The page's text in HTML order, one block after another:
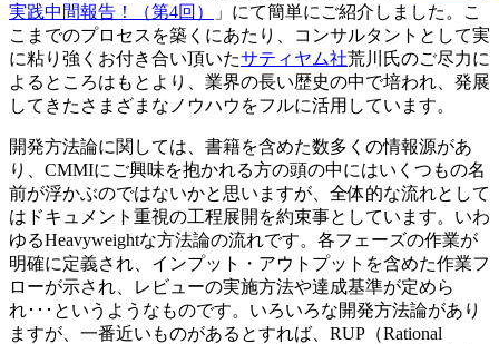
実践中間報告！（第4回）
」にて簡単にご紹介しました。こ
こまでのプロセスを築くにあたり、コンサルタントとして実
に粘り強くお付き合い頂いたサティヤム社荒川氏のご尽力に
よるところはもとより、業界の長い歴史の中で培われ、発展
してきたさまざまなノウハウをフルに活用しています。
開発方法論に関しては、書籍を含めた数多くの情報源があ
り、CMMIにご興味を抱かれる方の頭の中にはいくつもの名
前が浮かぶのではないかと思いますが、全体的な流れとして
はドキュメント重視の工程展開を約束事としています。いわ
ゆるHeavyweightな方法論の流れです。各フェーズの作業が
明確に定義され、インプット・アウトプットを含めた作業フ
ローが示され、レビューの実施方法や達成基準が定めら
れ･･･というようなものです。いろいろな開発方法論があり
ますが、一番近いものがあるとすれば、RUP（Rational